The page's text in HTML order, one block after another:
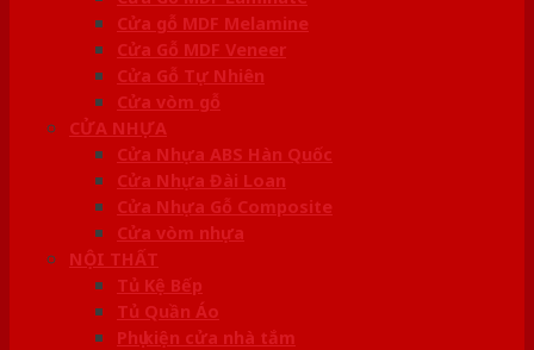
Cửa gỗ MDF Melamine
Cửa Gỗ MDF Veneer
Cửa Gỗ Tự Nhiên
Cửa vòm gỗ
CỬA NHỰA
Cửa Nhựa ABS Hàn Quốc
Cửa Nhựa Đài Loan
Cửa Nhựa Gỗ Composite
Cửa vòm nhựa
NỘI THẤT
Tủ Kệ Bếp
Tủ Quần Áo
Phụ kiện cửa nhà tắm